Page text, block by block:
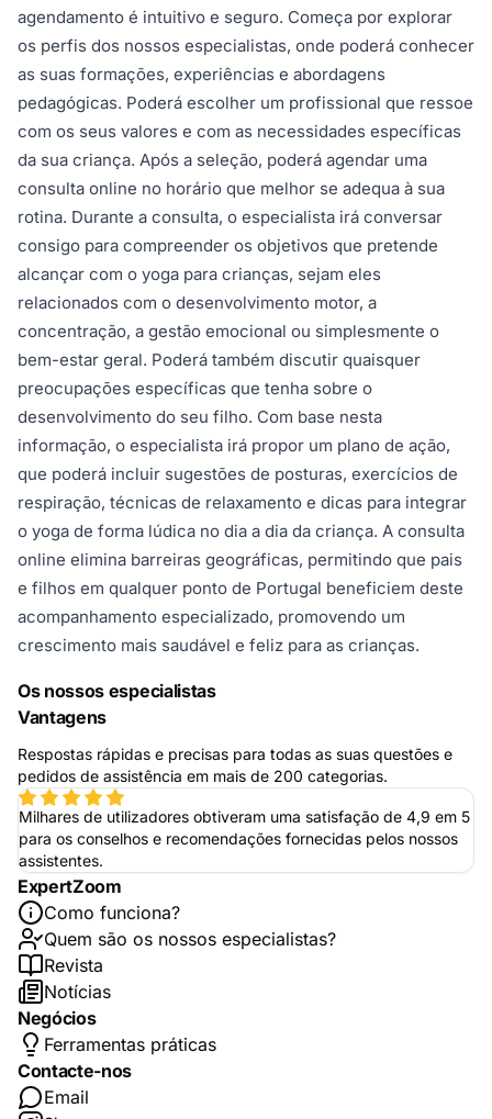
agendamento é intuitivo e seguro. Começa por explorar
os perfis dos nossos especialistas, onde poderá conhecer
as suas formações, experiências e abordagens
pedagógicas. Poderá escolher um profissional que ressoe
com os seus valores e com as necessidades específicas
da sua criança. Após a seleção, poderá agendar uma
consulta online no horário que melhor se adequa à sua
rotina. Durante a consulta, o especialista irá conversar
consigo para compreender os objetivos que pretende
alcançar com o yoga para crianças, sejam eles
relacionados com o desenvolvimento motor, a
concentração, a gestão emocional ou simplesmente o
bem-estar geral. Poderá também discutir quaisquer
preocupações específicas que tenha sobre o
desenvolvimento do seu filho. Com base nesta
informação, o especialista irá propor um plano de ação,
que poderá incluir sugestões de posturas, exercícios de
respiração, técnicas de relaxamento e dicas para integrar
o yoga de forma lúdica no dia a dia da criança. A consulta
online elimina barreiras geográficas, permitindo que pais
e filhos em qualquer ponto de Portugal beneficiem deste
acompanhamento especializado, promovendo um
crescimento mais saudável e feliz para as crianças.
Os nossos especialistas
Vantagens
Respostas rápidas e precisas para todas as suas questões e
pedidos de assistência em mais de 200 categorias.
Milhares de utilizadores obtiveram uma satisfação de 4,9 em 5
para os conselhos e recomendações fornecidas pelos nossos
assistentes.
ExpertZoom
Como funciona?
Quem são os nossos especialistas?
Revista
Notícias
Negócios
Ferramentas práticas
Contacte-nos
Email